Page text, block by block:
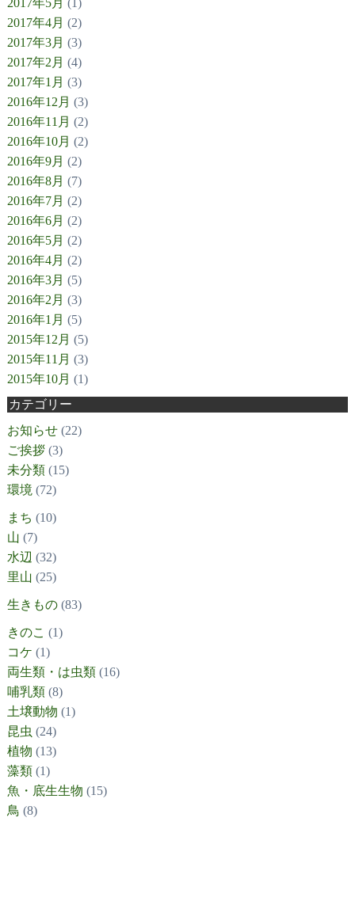
2017年5月 (1)
2017年4月 (2)
2017年3月 (3)
2017年2月 (4)
2017年1月 (3)
2016年12月 (3)
2016年11月 (2)
2016年10月 (2)
2016年9月 (2)
2016年8月 (7)
2016年7月 (2)
2016年6月 (2)
2016年5月 (2)
2016年4月 (2)
2016年3月 (5)
2016年2月 (3)
2016年1月 (5)
2015年12月 (5)
2015年11月 (3)
2015年10月 (1)
カテゴリー
お知らせ(22)
ご挨拶(3)
未分類(15)
環境 (72)
まち (10)
山 (7)
水辺 (32)
里山 (25)
生きもの(83)
きのこ (1)
コケ (1)
両生類・は虫類(16)
哺乳類(8)
土壌動物 (1)
昆虫 (24)
植物 (13)
藻類(1)
魚・底生生物 (15)
鳥 (8)